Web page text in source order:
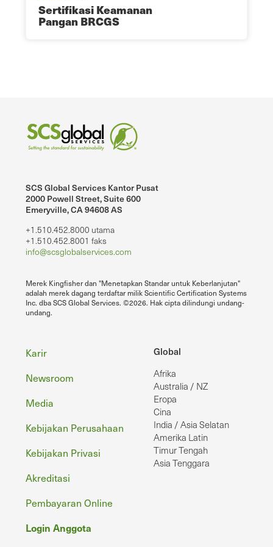
Sertifikasi Keamanan
Pangan BRCGS
SCS Global Services Kantor Pusat
2000 Powell Street, Suite 600
Emeryville, CA 94608 AS
+1.510.452.8000 utama
+1.510.452.8001 faks
info@scsglobalservices.com
Merek Kingfisher dan "Menetapkan Standar untuk Keberlanjutan"
adalah merek dagang terdaftar milik Scientific Certification Systems
Inc. dba SCS Global Services. ©2026. Hak cipta dilindungi undang-
undang.
Global
Afrika
Australia / NZ
Eropa
Cina
India / Asia Selatan
Amerika Latin
Timur Tengah
Asia Tenggara
Footer
Karir
Newsroom
Media
Kebijakan Perusahaan
Kebijakan Privasi
Akreditasi
Pembayaran Online
Login Anggota